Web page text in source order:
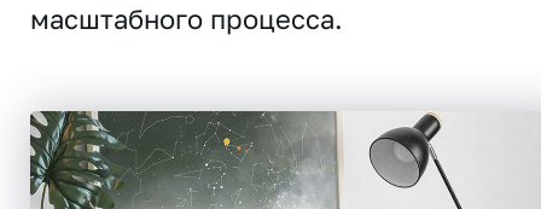
масштабного процесса.